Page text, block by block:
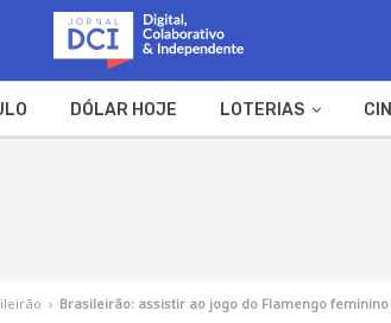
DÓLAR HOJE LOTERIAS
› Brasileirão: assistir ao jogo do Flamengo feminino